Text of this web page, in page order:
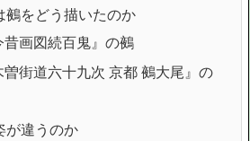
鵺をどう描いたのか
画図続百鬼』の鵺
街道六十九次 京都 鵺大尾』の
が違うのか